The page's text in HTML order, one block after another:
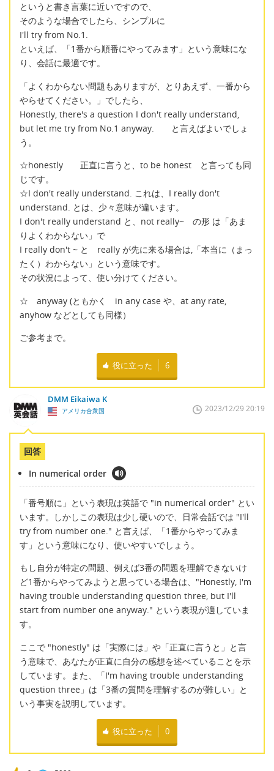
というと書き言葉に近いですので、
そのような場合でしたら、シンプルに
I'll try from No.1.
といえば、「1番から順番にやってみます」という意味にな
り、会話に最適です。
「よくわからない問題もありますが、とりあえず、一番から
やらせてください。」でしたら、
Honestly, there's a question I don't really understand,
but let me try from No.1 anyway. と言えばよいでしょ
う。
☆honestly 正直に言うと、to be honest と言っても同
じです。
☆I don't really understand. これは、I really don't
understand. とは、少々意味が違います。
I don't really understand と、not really~ の形 は「あま
りよくわからない」で
I really don't ~ と really が先に来る場合は,「本当に（まっ
たく）わからない」という意味です。
その状況によって、使い分けてください。
☆ anyway (ともかく in any case や、at any rate,
anyhow などとしても同様）
ご参考まで。
役に立った 6
DMM Eikaiwa K
アメリカ合衆国 2023/12/29 20:19
回答
In numerical order
「番号順に」という表現は英語で "in numerical order" とい
います。しかしこの表現は少し硬いので、日常会話では "I'll
try from number one." と言えば、「1番からやってみま
す」という意味になり、使いやすいでしょう。
もし自分が特定の問題、例えば3番の問題を理解できないけ
ど1番からやってみようと思っている場合は、"Honestly, I'm
having trouble understanding question three, but I'll
start from number one anyway." という表現が適していま
す。
ここで "honestly" は「実際には」や「正直に言うと」と言
う意味で、あなたが正直に自分の感想を述べていることを示
しています。また、「I'm having trouble understanding
question three」は「3番の質問を理解するのが難しい」と
いう事実を説明しています。
役に立った 0